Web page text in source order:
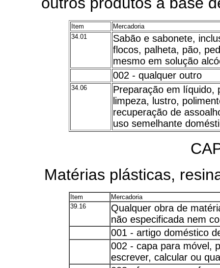
Item
Mercadoria
34.01
Sabão e sabonete,
flocos, palheta, pão,
mesmo em solução
002 - qualquer outro
34.06
Preparação em líquido,
limpeza, lustro,
recuperação de
uso semelhante
Matérias plásticas,
Item
Mercadoria
39.16
Qualquer obra de
não especificada nem
001 - artigo doméstico
002 - capa para móvel,
escrever, calcular ou